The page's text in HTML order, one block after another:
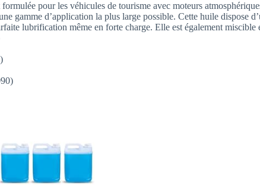
pour les véhicules de tourisme avec moteurs
gamme d’application la plus large possible. Cette huile dispose
lubrification même en forte charge. Elle est également